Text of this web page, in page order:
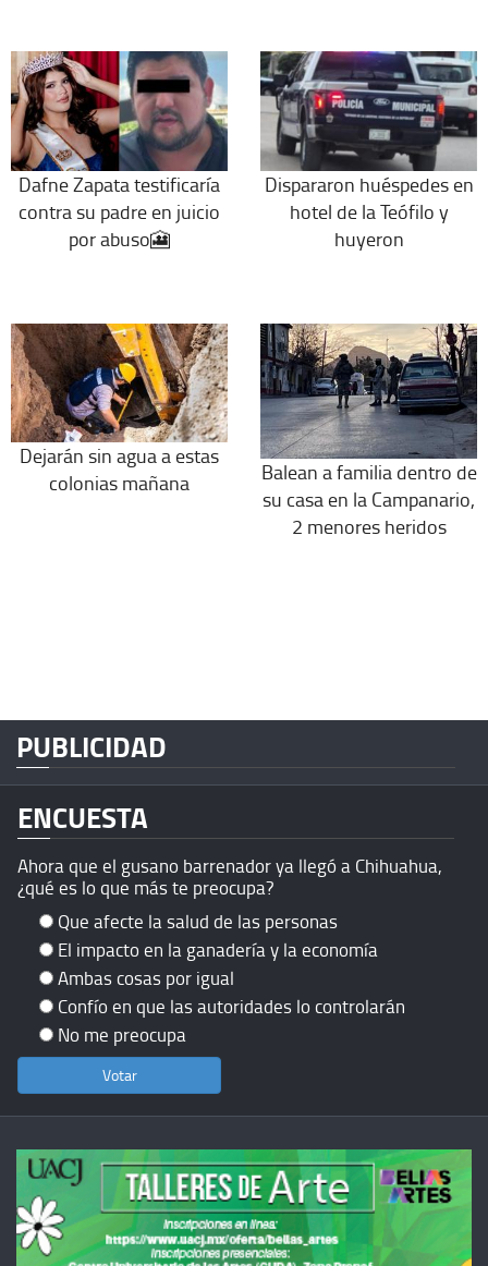
Dafne Zapata testificaría
contra su padre en juicio
por abuso🎦
Dispararon huéspedes en
hotel de la Teófilo y
huyeron
Dejarán sin agua a estas
colonias mañana
Balean a familia dentro de
su casa en la Campanario,
2 menores heridos
PUBLICIDAD
ENCUESTA
Ahora que el gusano barrenador ya llegó a Chihuahua,
¿qué es lo que más te preocupa?
Que afecte la salud de las personas
El impacto en la ganadería y la economía
Ambas cosas por igual
Confío en que las autoridades lo controlarán
No me preocupa